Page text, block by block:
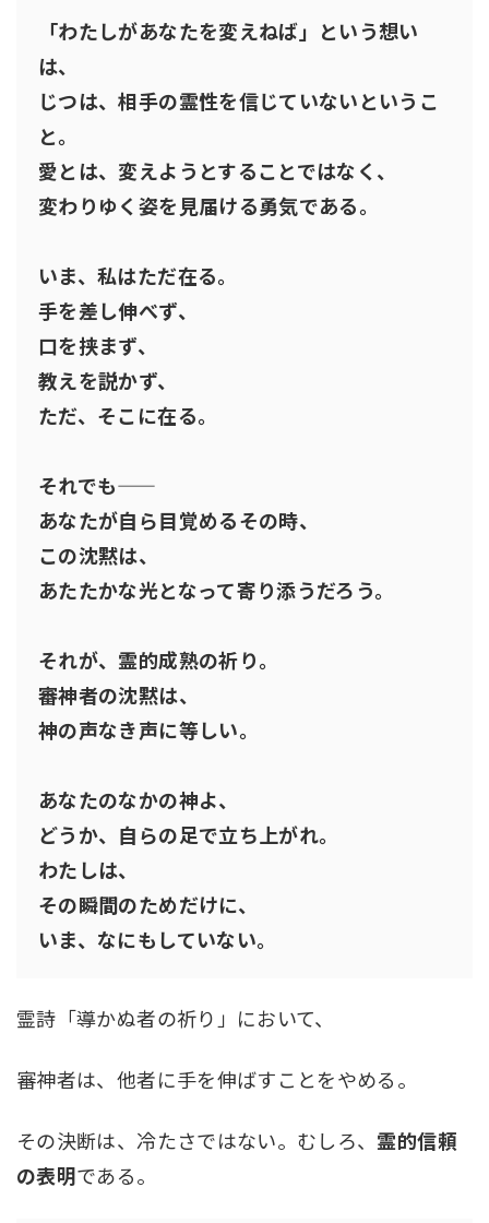
「わたしがあなたを変えねば」という想い
は、
じつは、相手の霊性を信じていないというこ
と。
愛とは、変えようとすることではなく、
変わりゆく姿を見届ける勇気である。
いま、私はただ在る。
手を差し伸べず、
口を挟まず、
教えを説かず、
ただ、そこに在る。
それでも――
あなたが自ら目覚めるその時、
この沈黙は、
あたたかな光となって寄り添うだろう。
それが、霊的成熟の祈り。
審神者の沈黙は、
神の声なき声に等しい。
あなたのなかの神よ、
どうか、自らの足で立ち上がれ。
わたしは、
その瞬間のためだけに、
いま、なにもしていない。
霊詩「導かぬ者の祈り」において、
審神者は、他者に手を伸ばすことをやめる。
その決断は、冷たさではない。むしろ、 霊的信頼
の表明である。